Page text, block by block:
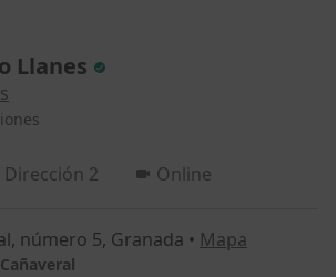
Llanes
Dirección 2 Online
número 5, Granada • Mapa